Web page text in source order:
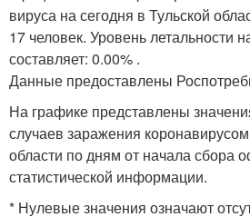
вируса на сегодня в Тульской
17 человек. Уровень летальности
составляет: 0.00% .
Данные предоставлены
На графике представлены
случаев заражения
области по дням от начала сбора
статистической информации.
* Нулевые значения означают